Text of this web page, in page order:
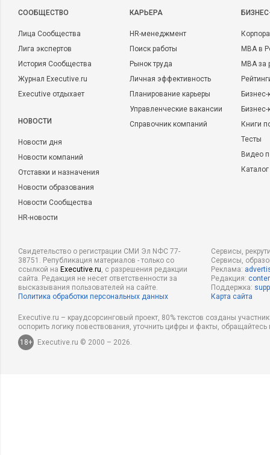
CООБЩЕСТВО
Лица Сообщества
Лига экспертов
История Сообщества
Журнал Executive.ru
Executive отдыхает
НОВОСТИ
Новости дня
Новости компаний
Отставки и назначения
Новости образования
Новости Сообщества
HR-новости
КАРЬЕРА
HR-менеджмент
Поиск работы
Рынок труда
Личная эффективность
Планирование карьеры
Управленческие вакансии
Справочник компаний
MBA в
MBA
Бизнес-
Книги
Тесты
Видео
Свидетельство о регистрации СМИ Эл NФС 77-
38751. Републикация материалов - только со
ссылкой на Executive.ru, с разрешения редакции
сайта. Редакция не несет ответственности за
высказывания пользователей на сайте.
Политика обработки персональных данных
Сервисы,
Сервисы,
Реклама:
Редакция:
Поддержка:
Карта сайта
Executive.ru – краудсорсинговый проект, 80% текстов созданы
оспорить логику повествования, уточнить цифры и факты,
18+
Executive.ru © 2000 – 2026.